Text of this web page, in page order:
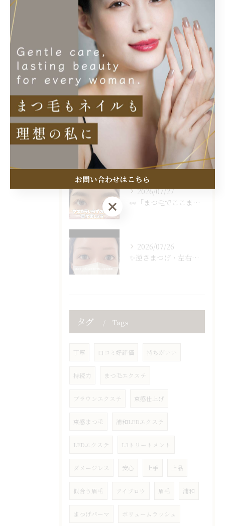
アイブロウ
似合わせ
長持ち
最近の投稿 Recent Posts
2026/08/07
一重・奥二重でも、ここまで変わります✨
2026/07/27
👀「まつ毛でここまで変わる？」
2026/07/26
✨逆さまつげ・左右差でお悩みの方必見✨
タグ Tags
丁寧 口コミ好評価 持ちがいい
持続力 まつ毛エクステ
ブラウンエクステ 束感仕上げ
束感まつ毛 浦和LEDエクステ
LEDエクステ L3トリートメント
ダメージレス 安心 上手 上品
似合う眉毛 アイブロウ 眉毛 浦和
まつげパーマ ボリュームラッシュ
お問い合わせはこちら
お問い合わせはこちら